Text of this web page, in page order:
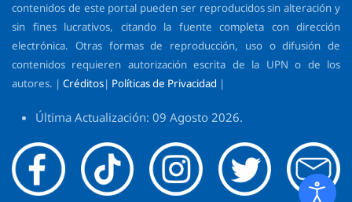
contenidos de este portal pueden ser reproducidos sin alteración y
sin fines lucrativos, citando la fuente completa con dirección
electrónica. Otras formas de reproducción, uso o difusión de
contenidos requieren autorización escrita de la UPN o de los
autores. | Créditos| Políticas de Privacidad |
Última Actualización: 09 Agosto 2026.